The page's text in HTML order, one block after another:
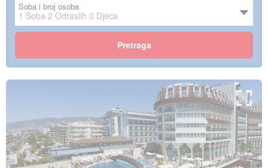
Soba i broj osoba
1 Soba 2 Odraslih 0 Djeca
Pretraga